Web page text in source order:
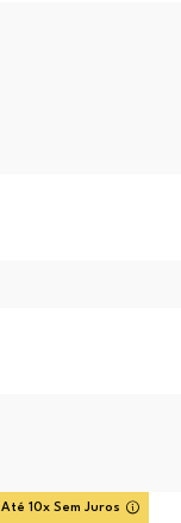
Até 10x Sem Juros